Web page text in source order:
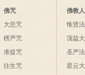
佛咒
大悲咒
楞严咒
准提咒
往生咒
佛教
惟贤
蕅益
圣严
星云